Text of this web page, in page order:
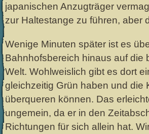
japanischen Anzugträger
zur Haltestange zu führen, aber
Wenige Minuten später ist es
Bahnhofsbereich hinaus auf
Welt. Wohlweislich gibt es dort
gleichzeitig Grün haben und die
überqueren können. Das
ungemein, da er in den
Richtungen für sich allein hat.